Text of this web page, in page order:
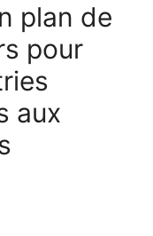
plan de
pour
aux